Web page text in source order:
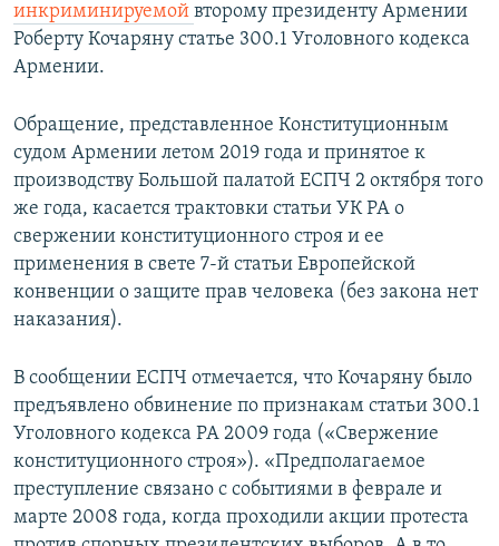
инкриминируемой второму президенту Армении
Роберту Кочаряну статье 300.1 Уголовного кодекса
Армении.
Обращение, представленное Конституционным
судом Армении летом 2019 года и принятое к
производству Большой палатой ЕСПЧ 2 октября того
же года, касается трактовки статьи УК РА о
свержении конституционного строя и ее
применения в свете 7-й статьи Европейской
конвенции о защите прав человека (без закона нет
наказания).
В сообщении ЕСПЧ отмечается, что Кочаряну было
предъявлено обвинение по признакам статьи 300.1
Уголовного кодекса РА 2009 года («Свержение
конституционного строя»). «Предполагаемое
преступление связано с событиями в феврале и
марте 2008 года, когда проходили акции протеста